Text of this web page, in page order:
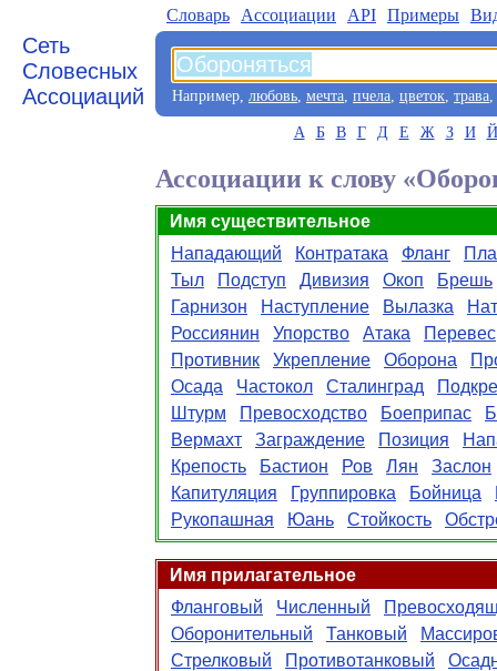
Сеть
Словесных
Ассоциаций
Словарь Aссоциации API Примеры
Например, любовь, мечта, пчела, цветок, трава,
А Б В Г Д Е Ж З И Й
Ассоциации к слову
Имя существительное
Нападающий
Контратака Фланг
Тыл
Подступ Дивизия Окоп
Брешь
Гарнизон
Наступление Вылазка
Россиянин
Упорство Атака
Перевес
Противник
Укрепление Оборона
Осада
Частокол Сталинград
Штурм
Превосходство Боеприпас
Вермахт
Заграждение Позиция
Крепость
Бастион Ров Лян
Заслон
Капитуляция
Группировка Бойница
Рукопашная
Юань Стойкость
Имя прилагательное
Фланговый
Численный
Оборонительный
Танковый
Стрелковый
Противотанковый